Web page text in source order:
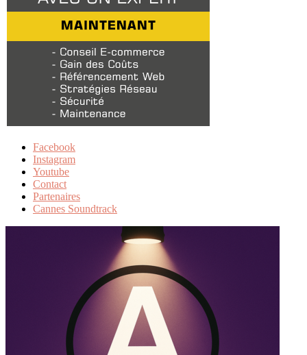
Facebook
Instagram
Youtube
Contact
Partenaires
Cannes Soundtrack